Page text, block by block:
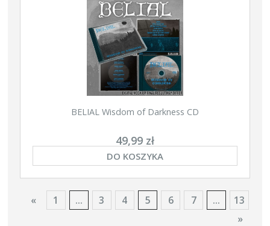
BELIAL Wisdom of Darkness CD
49,99 zł
DO KOSZYKA
« 1 ... 3 4 5 6 7 ...
13
»